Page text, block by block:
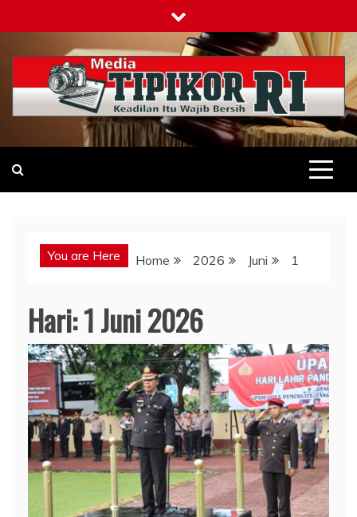
to
content
Tipikor-ri-online.my.id
Keadilan Itu Wajib Bersih
You are Here Home 2026 Juni 1
Hari:1 Juni 2026